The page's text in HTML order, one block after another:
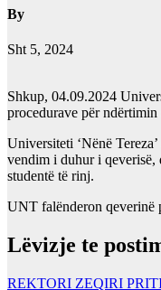
By
Sht 5, 2024
Shkup, 04.09.2024
procedurave për
Universiteti ‘Nënë
vendim i duhur i qeverisë,
studentë të rinj.
UNT falënderon qeverinë
Lëvizje te
REKTORI ZEQIRI